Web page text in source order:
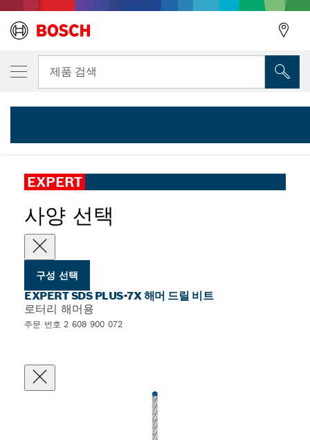
제품 검색
... EXPERT SDS plus-7X 해머 드릴 비트
EXPERT
사양 선택
구성 선택
EXPERT SDS PLUS-7X 해머 드릴 비트
로터리 해머용
주문 번호 2 608 900 072
선택한 변형
EXPERT SDS plus-7X 해머 드릴 비트 6 x
2 608 900 072